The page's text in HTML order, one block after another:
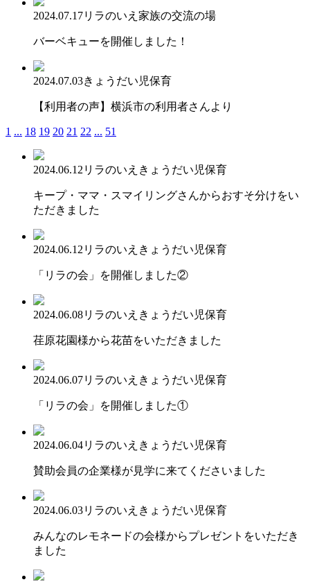
2024.07.17リラのいえ 家族の交流の場
バーベキューを開催しました！
2024.07.03きょうだい児保育
【利用者の声】横浜市の利用者さんより
1 ... 18 19 20 21 22 ... 51
2024.06.12 リラのいえ きょうだい児保育
キープ・ママ・スマイリングさんからおすそ分けをい
ただきました
2024.06.12 リラのいえ きょうだい児保育
「リラの会」を開催しました②
2024.06.08リラのいえ きょうだい児保育
荏原花園様から花苗をいただきました
2024.06.07リラのいえ きょうだい児保育
「リラの会」を開催しました①
2024.06.04リラのいえ きょうだい児保育
賛助会員の企業様が見学に来てくださいました
2024.06.03リラのいえ きょうだい児保育
みんなのレモネードの会様からプレゼントをいただき
ました